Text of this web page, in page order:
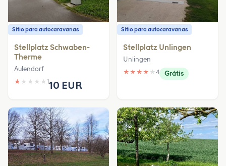
Sítio para autocaravanas
Stellplatz Schwaben-
Therme
Aulendorf
★ ★ ★ ★ ★ 110 EUR
Sítio para autocaravanas
Stellplatz Unlingen
Unlingen
★ ★ ★ ★ ★ 4 Grátis